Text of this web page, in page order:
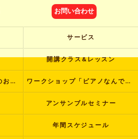
お問い合わせ
サービス
開講クラス&レッスン
レッスン希望・クラス入会のお申し込み ワークショップ「ピアノなんでも塾」
アンサンブルセミナー
年間スケジュール